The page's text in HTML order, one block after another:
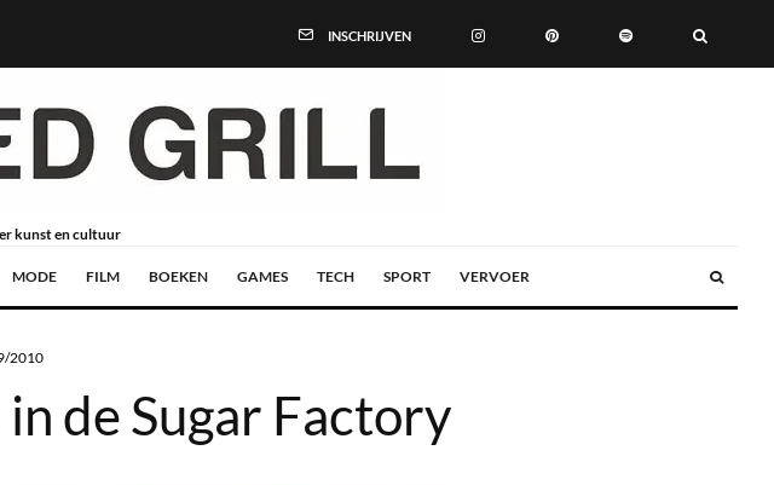
INSCHRIJVEN
kunst en cultuur
MODE FILM BOEKEN GAMES TECH SPORT VERVOER
2010
de Sugar Factory